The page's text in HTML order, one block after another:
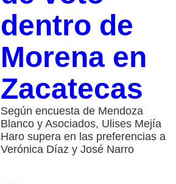
dentro de
Morena en
Zacatecas
Según encuesta de Mendoza
Blanco y Asociados, Ulises Mejía
Haro supera en las preferencias a
Verónica Díaz y José Narro